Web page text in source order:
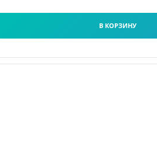
В КОРЗИНУ